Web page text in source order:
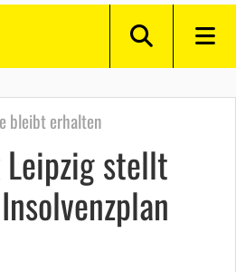
bleibt erhalten
stellt